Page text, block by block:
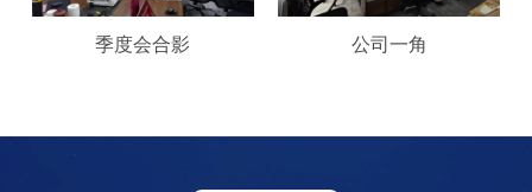
季度会合影 公司一角